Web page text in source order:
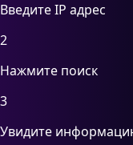
Введите IP адрес
2
Нажмите поиск
3
Увидите